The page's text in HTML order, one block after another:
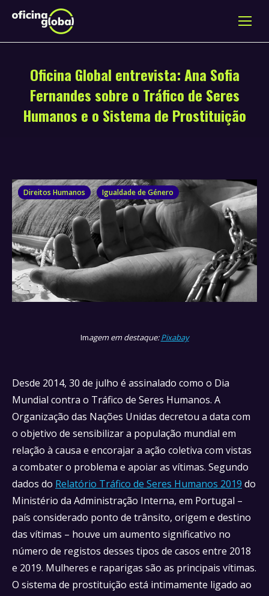
Oficina Global entrevista: Ana Sofia
Fernandes sobre o Tráfico de Seres
Humanos e o Sistema de Prostituição
Direitos Humanos Igualdade de Género
Imagem em destaque:Pixabay
Desde 2014, 30 de julho é assinalado como o Dia
Mundial contra o Tráfico de Seres Humanos. A
Organização das Nações Unidas decretou a data com
o objetivo de sensibilizar a população mundial em
relação à causa e encorajar a ação coletiva com vistas
a combater o problema e apoiar as vítimas. Segundo
dados do Relatório Tráfico de Seres Humanos 2019 do
Ministério da Administração Interna, em Portugal –
país considerado ponto de trânsito, origem e destino
das vítimas – houve um aumento significativo no
número de registos desses tipos de casos entre 2018
e 2019. Mulheres e raparigas são as principais vítimas.
O sistema de prostituição está intimamente ligado ao